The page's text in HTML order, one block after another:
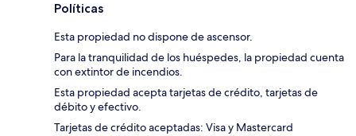
Políticas
Esta propiedad no dispone de ascensor.
Para la tranquilidad de los huéspedes, la propiedad cuenta
con extintor de incendios.
Esta propiedad acepta tarjetas de crédito, tarjetas de
débito y efectivo.
Tarjetas de crédito aceptadas: Visa y Mastercard